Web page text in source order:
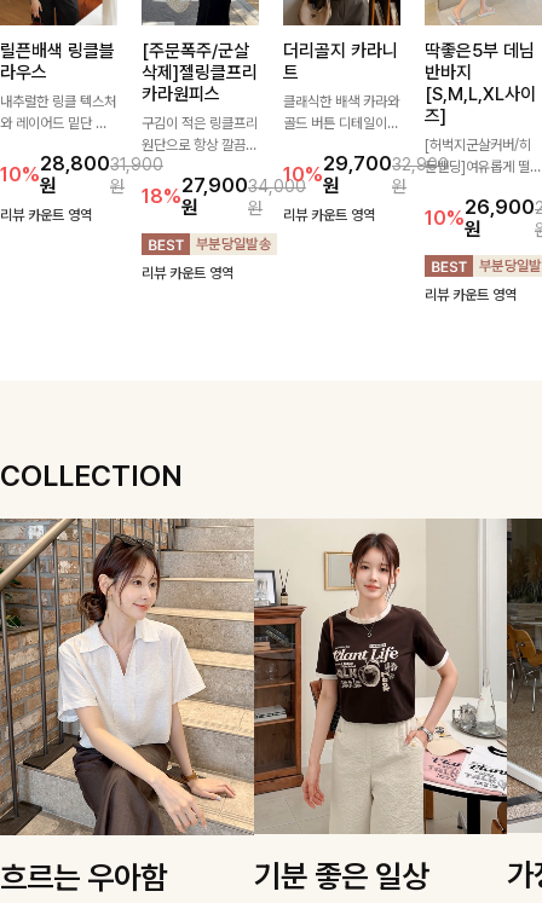
릴픈배색 링클블
라우스
내추럴한 링클 텍스처
와 레이어드 밑단 디
에 포인트를 더해주
며, 가볍게 툭 입기만
해도 멋스러운 스타일
10%28,800
원
31,900
원
리뷰 카운트 영역
[주문폭주/군살
삭제]젤링클프리
카라원피스
구김이 적은 링클프리
원단으로 항상 깔끔하
게 착용 가능하며 일
자로 떨어지는 넉넉한
핏으로 군살을 완벽히
커버해주는 원피스에
요🖤
18%27,900
원
34,000
원
리뷰 카운트 영역
더리골지 카라니
트
클래식한 배색 카라와
골드 버튼 디테일이
주는 니트입니다. 세
로 골지 짜임이 슬림
한 실루엣을 연출해
10%29,700
원
32,900
원
리뷰 카운트 영역
딱좋은5부 데님
반바지
[S,M,L,XL사이
즈]
[허벅지군살커버/히
든밴딩]여유롭게 떨어
없는 5부 기장으로 편
안하게 즐기기 좋은
데님 팬츠 ✨ 빈티지
한 워싱감이 더해져
캐주얼하면서도 트렌
10%26,900
원
리뷰 카운트 영역
COLLECTION
흐르는 우아함 기분 좋은 일상 가